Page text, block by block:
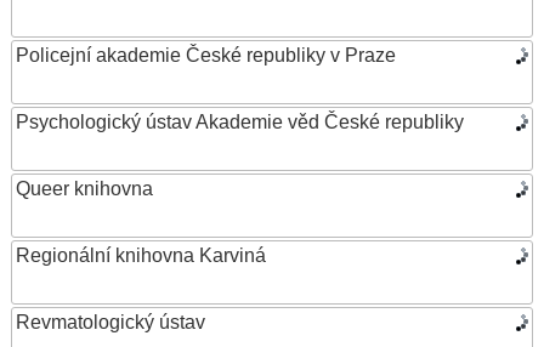
Policejní akademie České republiky v Praze
Psychologický ústav Akademie věd České republiky
Queer knihovna
Regionální knihovna Karviná
Revmatologický ústav